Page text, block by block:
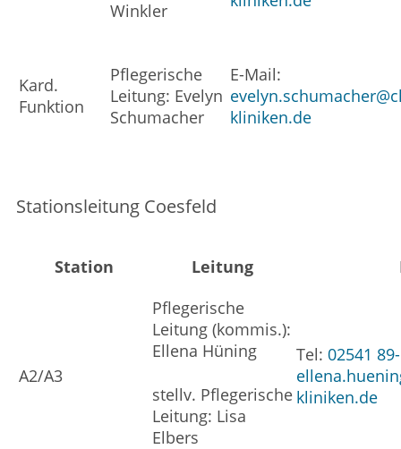
Winkler
Kard.
Funktion
Pflegerische
Leitung: Evelyn
Schumacher
E-Mail:
kliniken.de
Stationsleitung Coesfeld
Station Leitung
A2/A3
Pflegerische
Leitung (kommis.):
Ellena Hüning
stellv. Pflegerische
Leitung: Lisa
Elbers
Tel: 02541
kliniken.de